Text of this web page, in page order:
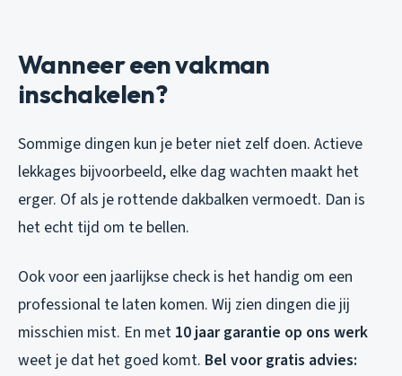
Wanneer een vakman
inschakelen?
Sommige dingen kun je beter niet zelf doen. Actieve
lekkages bijvoorbeeld, elke dag wachten maakt het
erger. Of als je rottende dakbalken vermoedt. Dan is
het echt tijd om te bellen.
Ook voor een jaarlijkse check is het handig om een
professional te laten komen. Wij zien dingen die jij
misschien mist. En met 10 jaar garantie op ons werk
weet je dat het goed komt. Bel voor gratis advies: